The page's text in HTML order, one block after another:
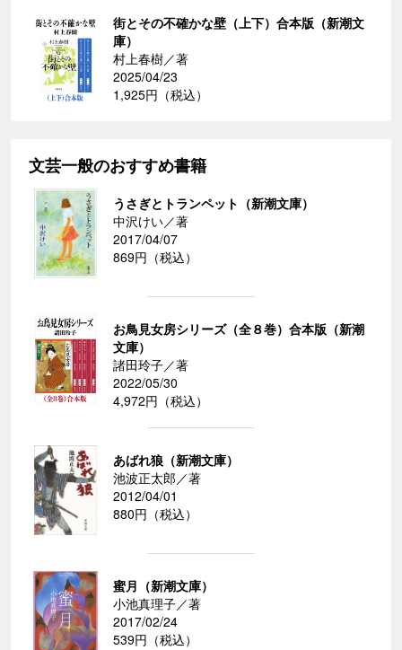
街とその不確かな壁（上下）合本版（新潮文
庫）
村上春樹／著
2025/04/23
1,925円（税込）
文芸一般のおすすめ書籍
うさぎとトランペット（新潮文庫）
中沢けい／著
2017/04/07
869円（税込）
お鳥見女房シリーズ（全８巻）合本版（新潮
文庫）
諸田玲子／著
2022/05/30
4,972円（税込）
あばれ狼（新潮文庫）
池波正太郎／著
2012/04/01
880円（税込）
蜜月（新潮文庫）
小池真理子／著
2017/02/24
539円（税込）